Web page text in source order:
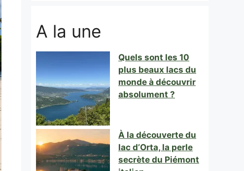
A la une
Quels sont les 10
plus beaux lacs du
monde à découvrir
absolument ?
À la découverte du
lac d’Orta, la perle
secrète du Piémont